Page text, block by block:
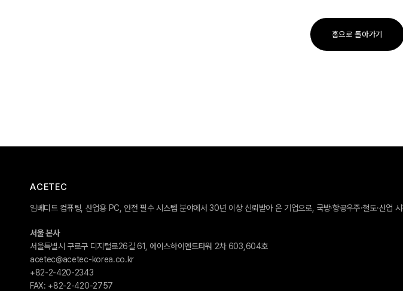
홈으로 돌아가기
ACETEC
임베디드 컴퓨팅, 산업용 PC, 안전 필수 시스템 분야에서 30년 이상 신뢰받아 온 기업으로, 국방·항공우주·철도·산업
서울 본사
서울특별시 구로구 디지털로26길 61, 에이스하이엔드타워 2차 603,604호
acetec@acetec-korea.co.kr
+82-2-420-2343
FAX: +82-2-420-2757